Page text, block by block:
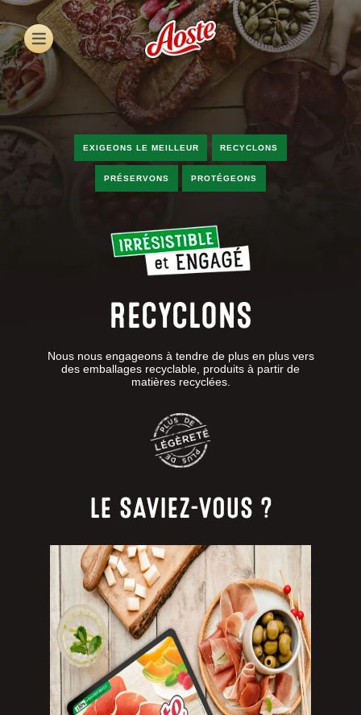
Skip
to
main
content
EXIGEONS LE MEILLEUR RECYCLONS
PRÉSERVONS PROTÉGEONS
RECYCLONS
Nous nous engageons à tendre de plus en plus vers
des emballages recyclable, produits à partir de
matières recyclées.
LE SAVIEZ-VOUS ?